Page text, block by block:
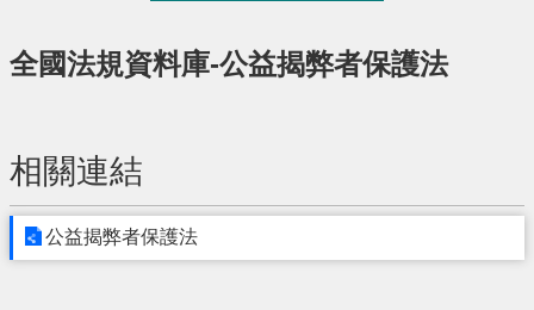
全國法規資料庫-公益揭弊者保護法
相關連結
公益揭弊者保護法